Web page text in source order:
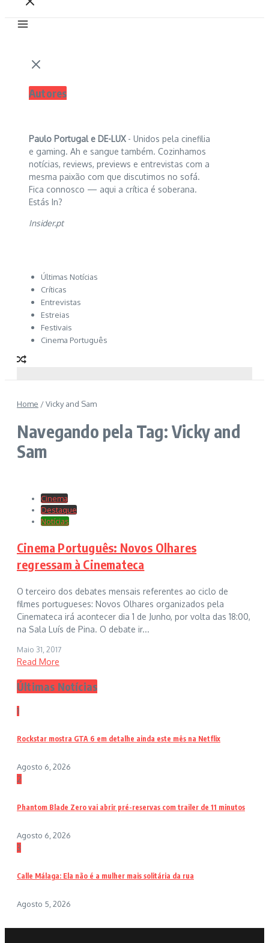
Autores
Paulo Portugal e DE-LUX - Unidos pela cinefilia
e gaming. Ah e sangue também. Cozinhamos
notícias, reviews, previews e entrevistas com a
mesma paixão com que discutimos no sofá.
Fica connosco — aqui a crítica é soberana.
Estás In?
Insider.pt
Últimas Notícias
Críticas
Entrevistas
Estreias
Festivais
Cinema Português
Home /Vicky and Sam
Navegando pela Tag: Vicky and
Sam
Cinema
Destaque
Notícias
Cinema Português: Novos Olhares
regressam à Cinemateca
O terceiro dos debates mensais referentes ao ciclo de
filmes portugueses: Novos Olhares organizados pela
Cinemateca irá acontecer dia 1 de Junho, por volta das 18:00,
na Sala Luís de Pina. O debate ir...
Maio 31, 2017
Read More
Últimas Notícias
1
Rockstar mostra GTA 6 em detalhe ainda este mês na Netflix
Agosto 6, 2026
2
Phantom Blade Zero vai abrir pré-reservas com trailer de 11 minutos
Agosto 6, 2026
3
Calle Málaga: Ela não é a mulher mais solitária da rua
Agosto 5, 2026